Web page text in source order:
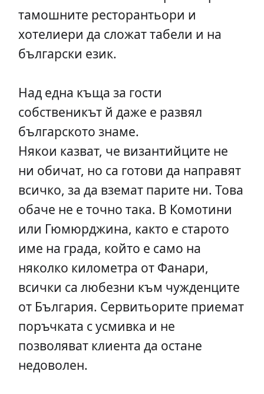
тамошните ресторантьори и
хотелиери да сложат табели и на
български език.
Над една къща за гости
собственикът й даже е развял
българското знаме.
Някои казват, че византийците не
ни обичат, но са готови да направят
всичко, за да вземат парите ни. Това
обаче не е точно така. В Комотини
или Гюмюрджина, както е старото
име на града, който е само на
няколко километра от Фанари,
всички са любезни към чужденците
от България. Сервитьорите приемат
поръчката с усмивка и не
позволяват клиента да остане
недоволен.